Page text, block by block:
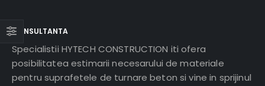
CONSULTANTA
Specialistii HYTECH CONSTRUCTION iti ofera
posibilitatea estimarii necesarului de materiale
pentru suprafetele de turnare beton si vine in sprijinul